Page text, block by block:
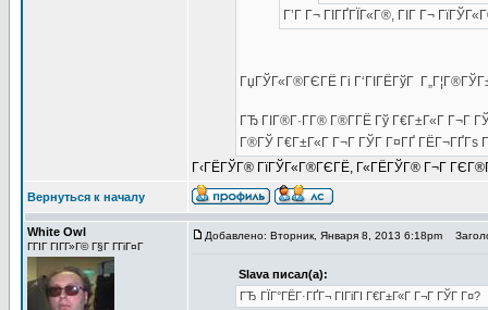
Г’Г Г¬ ГІГҐГЇГ«Г®, ГІГ Г¬
ГџГЎГ«Г®ГЄГЁ Гі Г‘ГІГЁГўГ
ГЂ ГІГ®Г·Г­Г® Г®Г­ГЁ Гў Г€Г±Г«Г Г¬Г
Г®ГЎ Г€Г±Г«Г Г¬Г ГЎГ Г¤ГҐ ГЁГ¬ГҐГѕ
Г‹ГЁГЎГ® ГїГЎГ«Г®ГЄГЁ, Г«ГЁГЎГ® Г¬Г
Вернуться к началу
White Owl
ГГІГ ГІГ­Г»Г© Г§Г Г­ГіГ¤Г
Добавлено: Вторник, Января 8, 2013 6:18pm
Slava писал(а):
ГЂ ГЇГ°ГЁГ·ГҐГ¬ ГІГіГІ Г€Г±Г«Г Г¬Г ГЎГ Г¤?